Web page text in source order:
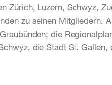
Zürich, Luzern, Schwyz,
zu seinen Mitgliedern.
die
die Stadt St. Gallen,